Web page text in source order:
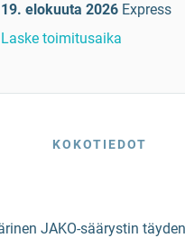
19. elokuuta 2026 Express
Laske toimitusaika
KOKOTIEDOT
JAKO-säärystin